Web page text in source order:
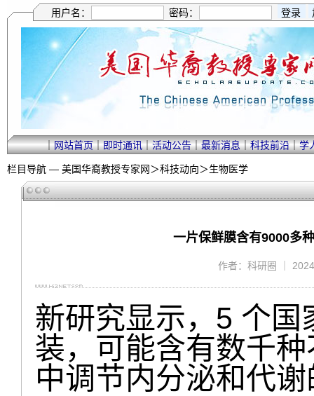
用户名： 密码：
｜网站首页｜即时通讯｜活动公告｜最新消息｜科技前沿｜学
栏目导航 — 美国华裔教授专家网＞科技动向＞生物医学
一片保鲜膜含有9000多
作者：科研圈 ｜
新研究显示，5 个
装，可能含有数千
中调节内分泌和代